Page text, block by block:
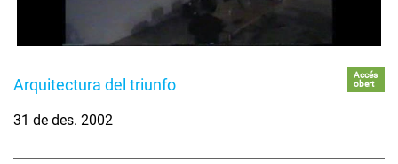
Arquitectura del triunfo
Accés
obert
31 de des. 2002